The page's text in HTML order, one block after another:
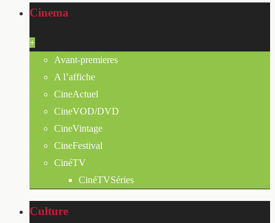
Cinema
+
Avant-premieres
A l’affiche
CineActuel
CineVOD/DVD
CineVintage
CineFestival
CinéTV
CinéTVSéries
Culture